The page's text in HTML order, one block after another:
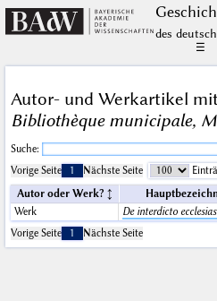
des
☰
Autor- und Werkartikel
Bibliothèque municipale,
Suche:
Vorige Seite
1 Nächste Seite
Autor oder Werk?
Werk
De interdicto
Vorige Seite
1 Nächste Seite